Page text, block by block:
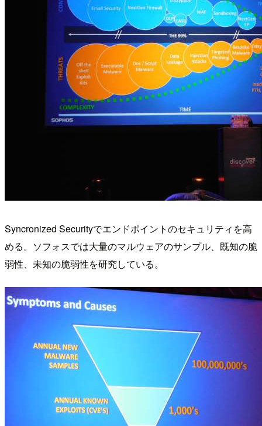
Syncronized Securityでエンドポイントのセキュリティを高
める。ソフォスでは大量のマルウェアのサンプル、既知の脆
弱性、未知の脆弱性を研究している。